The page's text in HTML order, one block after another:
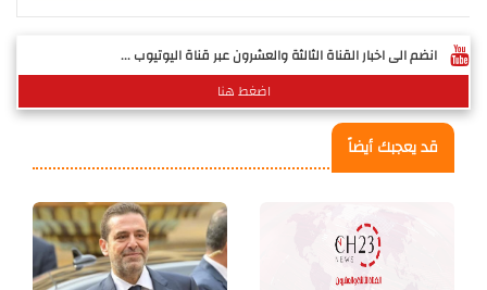
انضم الى اخبار القناة الثالثة والعشرون عبر قناة اليوتيوب ...
اضغط هنا
قد يعجبك أيضاً